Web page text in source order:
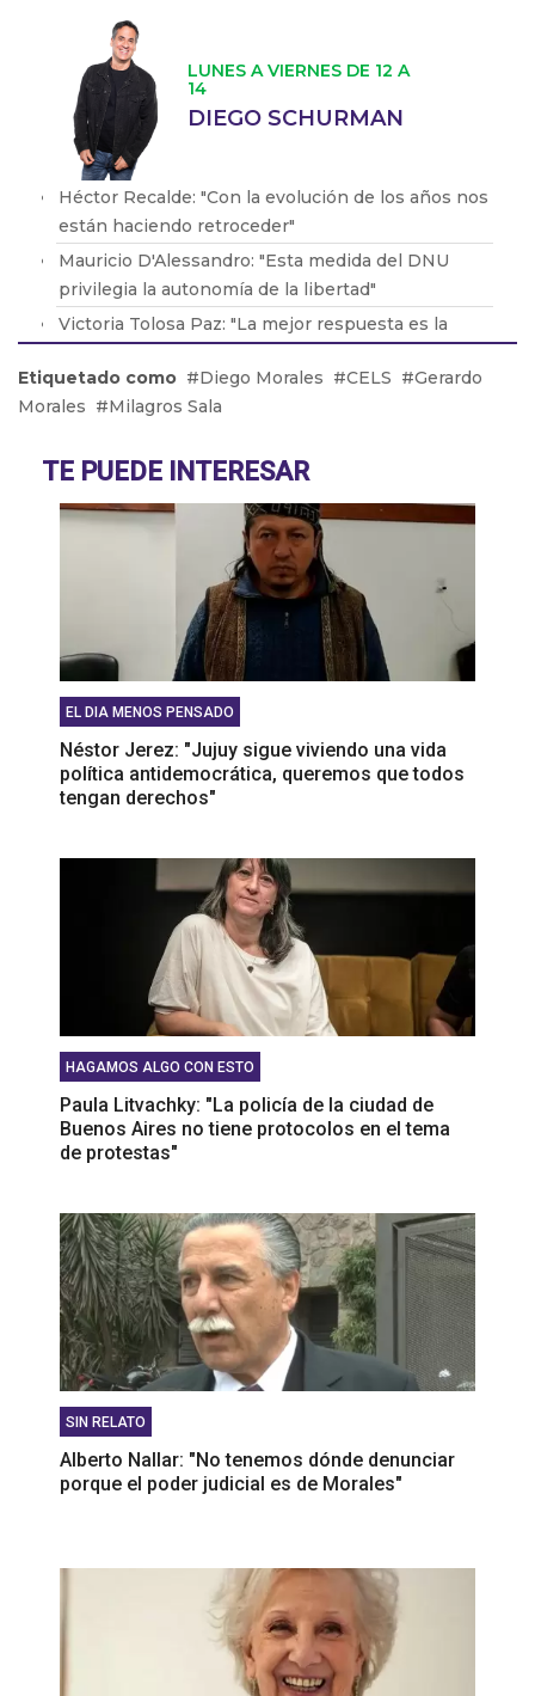
LUNES A VIERNES DE 12 A
14
DIEGO SCHURMAN
Héctor Recalde: "Con la evolución de los años nos
están haciendo retroceder"
Mauricio D'Alessandro: "Esta medida del DNU
privilegia la autonomía de la libertad"
Victoria Tolosa Paz: "La mejor respuesta es la
Yamil Santoro: "No cuentan con un marco jurídico
que los protega"
situación donde no lo pueden sostener"
Etiquetado como Diego Morales CELS
Gerardo
Morales
Milagros Sala
TE PUEDE INTERESAR
EL DIA MENOS PENSADO
Néstor Jerez: "Jujuy sigue viviendo una vida
política antidemocrática, queremos que todos
tengan derechos"
HAGAMOS ALGO CON ESTO
Paula Litvachky: "La policía de la ciudad de
Buenos Aires no tiene protocolos en el tema
de protestas"
SIN RELATO
Alberto Nallar: "No tenemos dónde denunciar
porque el poder judicial es de Morales"